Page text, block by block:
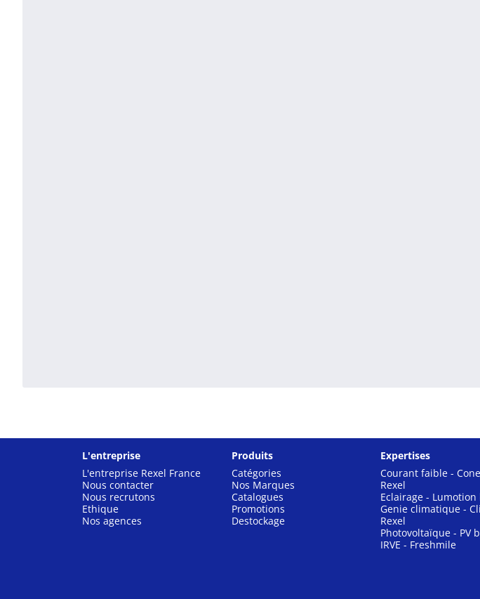
L'entreprise
L'entreprise Rexel France
Nous contacter
Nous recrutons
Ethique
Nos agences
Produits
Catégories
Nos Marques
Catalogues
Promotions
Destockage
Expertises
Courant faible -
Rexel
Eclairage - Lumotion
Genie climatique -
Rexel
Photovoltaïque - PV
IRVE - Freshmile